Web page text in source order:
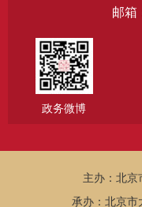
邮箱
政务微博
主办：北京
承办：北京市